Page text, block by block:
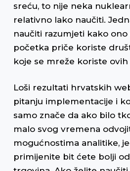
sreću, to nije neka
relativno lako naučiti.
naučiti razumjeti kako
početka priče koriste
koje se mreže koriste ovih
Loši rezultati hrvatskih
pitanju implementacije i
samo znače da ako bilo
malo svog vremena
mogućnostima analitike,
primijenite bit ćete bolji